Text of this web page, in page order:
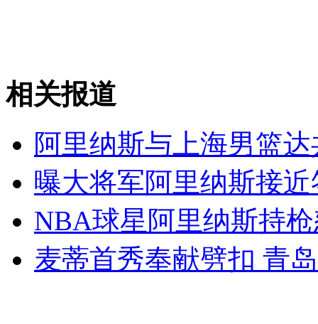
外交部：反对强权政治霸凌主义
外交部：有关国家言论片面不公正
相关报道
阿里纳斯与上海男篮
曝大将军阿里纳斯接
NBA球星阿里纳斯持
麦蒂首秀奉献劈扣 青